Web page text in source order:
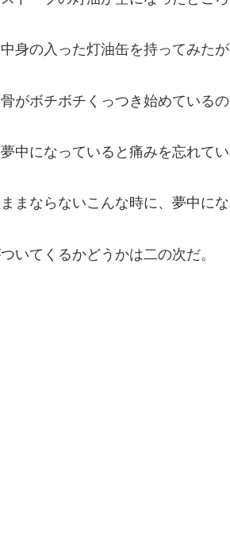
身の入った灯油缶を持ってみた
がボチボチくっつき始めている
中になっていると痛みを忘れてい
まならないこんな時に、夢中に
いてくるかどうかは二の次だ。